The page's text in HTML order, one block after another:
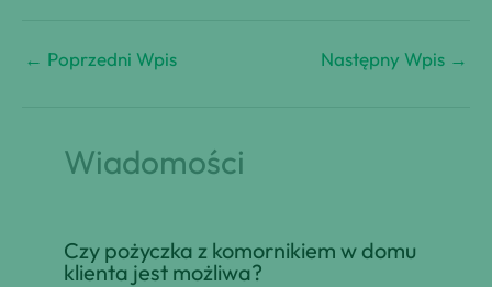
← Poprzedni Wpis Następny Wpis →
Wiadomości
Czy pożyczka z komornikiem w domu
klienta jest możliwa?